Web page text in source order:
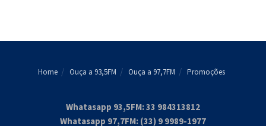
Home Ouça a 93,5FM Ouça a 97,7FM Promoções
Whatasapp 93,5FM: 33 984313812
Whatasapp 97,7FM: (33) 9 9989-1977